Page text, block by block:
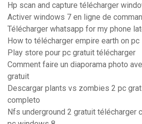
Hp scan and capture télécharger
Activer windows 7 en ligne de
Télécharger whatsapp for my phone
How to télécharger empire earth on pc
Play store pour pc gratuit télécharger
Comment faire un diaporama photo
gratuit
Descargar plants vs zombies 2 pc
completo
Nfs underground 2 gratuit télécharger